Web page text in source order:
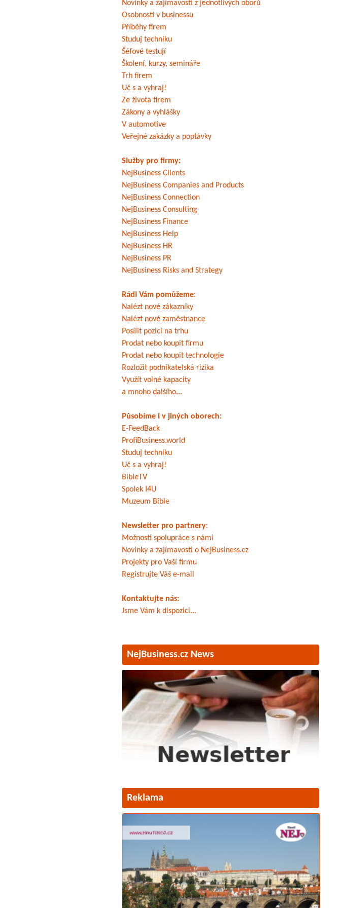
Novinky a zajímavosti z jednotlivých oborů
Osobnosti v businessu
Příběhy firem
Studuj techniku
Šéfové testují
Školení, kurzy, semináře
Trh firem
Uč s a vyhraj!
Ze života firem
Zákony a vyhlášky
V automotive
Veřejné zakázky a poptávky
Služby pro firmy:
NejBusiness Clients
NejBusiness Companies and Products
NejBusiness Connection
NejBusiness Consulting
NejBusiness Finance
NejBusiness Help
NejBusiness HR
NejBusiness PR
NejBusiness Risks and Strategy
Rádi Vám pomůžeme:
Nalézt nové zákazníky
Nalézt nové zaměstnance
Posílit pozici na trhu
Prodat nebo koupit firmu
Prodat nebo koupit technologie
Rozložit podnikatelská rizika
Využít volné kapacity
a mnoho dalšího...
Působíme i v jiných oborech:
E-FeedBack
ProfiBusiness.world
Studuj techniku
Uč s a vyhraj!
BibleTV
Spolek I4U
Muzeum Bible
Newsletter pro partnery:
Možnosti spolupráce s námi
Novinky a zajímavosti o NejBusiness.cz
Projekty pro Vaší firmu
Registrujte Váš e-mail
Kontaktujte nás:
Jsme Vám k dispozici...
NejBusiness.cz News
Reklama